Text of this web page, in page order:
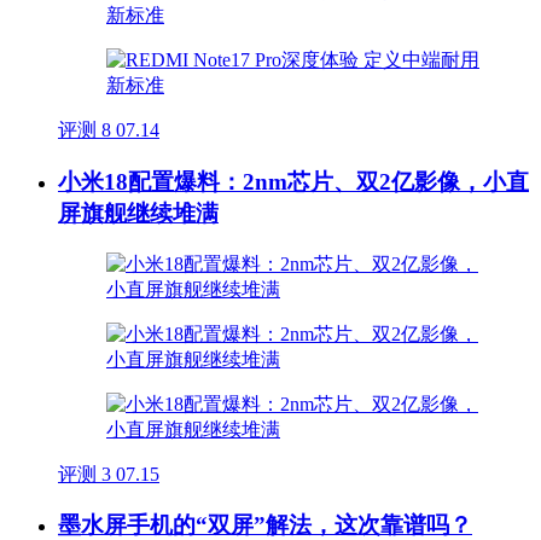
评测 8 07.14
小米18配置爆料：2nm芯片、双2亿影像，小直
屏旗舰继续堆满
评测 3 07.15
墨水屏手机的“双屏”解法，这次靠谱吗？